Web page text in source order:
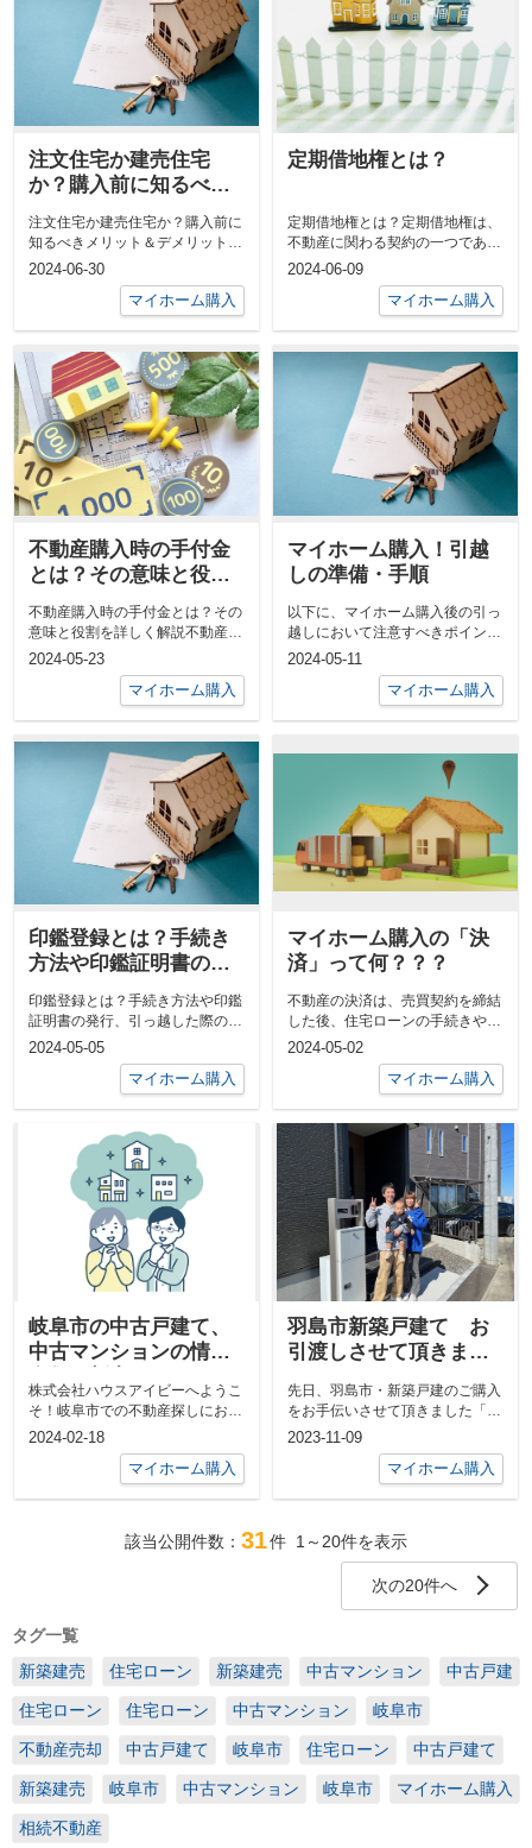
注文住宅か建売住宅
か？購入前に知るべき
メリット＆デメリット
注文住宅か建売住宅か？購入前に
知るべきメリット＆デメリット住
宅購入は人生の中で大きな決断の
2024-06-30
マイホーム購入
定期借地権とは？
定期借地権とは？定期借地権は、
不動産に関わる契約の一つであ
り、特に土地利用に関する重要な
概念です。不...
2024-06-09
マイホーム購入
不動産購入時の手付金
とは？その意味と役割
不動産購入時の手付金とは？その
意味と役割を詳しく解説不動産を
購入する際には、さまざまな手続
2024-05-23
マイホーム購入
マイホーム購入！引越
しの準備・手順
以下に、マイホーム購入後の引っ
越しにおいて注意すべきポイント
をいくつか挙げます。1. 引っ越し
2024-05-11
マイホーム購入
印鑑登録とは？手続き
方法や印鑑証明書の発
行、引っ越した際の手
順も解説
印鑑登録とは？手続き方法や印鑑
証明書の発行、引っ越した際の手
順も解説印鑑登録は、ハンコを役
2024-05-05
マイホーム購入
マイホーム購入の「決
済」って何？？？
不動産の決済は、売買契約を締結
した後、住宅ローンの手続きや引
き渡しの準備を終えた段階で行わ
2024-05-02
マイホーム購入
岐阜市の中古戸建て、
中古マンションの情報
株式会社ハウスアイビーへようこ
そ！岐阜市での不動産探しにおい
て、私たちはお手伝いさせていた
2024-02-18
マイホーム購入
羽島市新築戸建て お
引渡しさせて頂きまし
先日、羽島市・新築戸建のご購入
をお手伝いさせて頂きました「Y
様」のお引渡し時のお写真です
2023-11-09
マイホーム購入
該当公開件数： 31件 1～20件を表示
次の20件へ
タグ一覧
新築建売
住宅ローン 新築建売 中古マンション 中古戸建
住宅ローン 住宅ローン 中古マンション 岐阜市
不動産売却 中古戸建て 岐阜市 住宅ローン 中古戸建て
新築建売 岐阜市 中古マンション 岐阜市 マイホーム購入
相続不動産